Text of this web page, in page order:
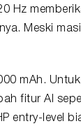
Hz
Meski
mAh.
fitur AI
entry-level